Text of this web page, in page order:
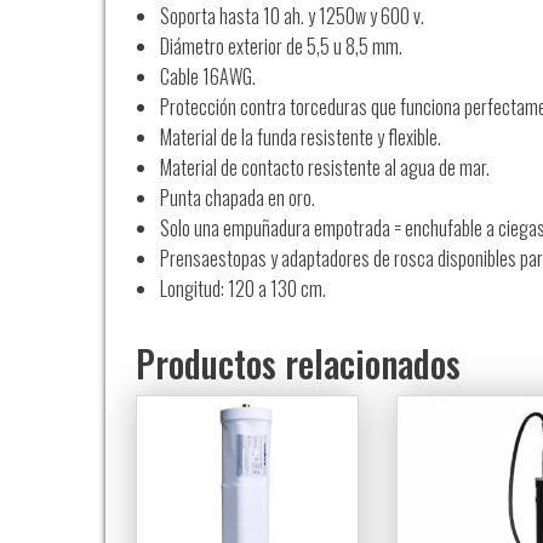
Soporta hasta 10 ah. y 1250w y 600 v.
Diámetro exterior de 5,5 u 8,5 mm.
Cable 16AWG.
Protección contra torceduras que funciona
Material de la funda resistente y flexible.
Material de contacto resistente al agua de mar.
Punta chapada en oro.
Solo una empuñadura empotrada = enchufable a
Prensaestopas y adaptadores de rosca disponibles
Longitud: 120 a 130 cm.
Productos relacionados